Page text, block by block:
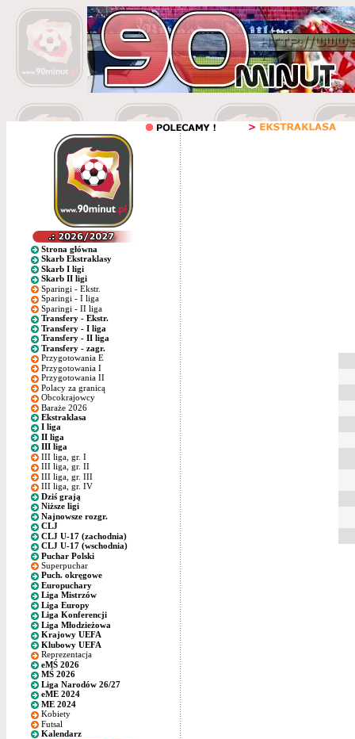
Strona główna
Skarb Ekstraklasy
Skarb I ligi
Skarb II ligi
Sparingi - Ekstr.
Sparingi - I liga
Sparingi - II liga
Transfery - Ekstr.
Transfery - I liga
Transfery - II liga
Transfery - zagr.
Przygotowania E
Przygotowania I
Przygotowania II
Polacy za granicą
Obcokrajowcy
Baraże 2026
Ekstraklasa
I liga
II liga
III liga
III liga, gr. I
III liga, gr. II
III liga, gr. III
III liga, gr. IV
Dziś grają
Niższe ligi
Najnowsze rozgr.
CLJ
CLJ U-17 (zachodnia)
CLJ U-17 (wschodnia)
Puchar Polski
Superpuchar
Puch. okręgowe
Europuchary
Liga Mistrzów
Liga Europy
Liga Konferencji
Liga Młodzieżowa
Krajowy UEFA
Klubowy UEFA
Reprezentacja
eMŚ 2026
MŚ 2026
Liga Narodów 26/27
eME 2024
ME 2024
Kobiety
Futsal
Kalendarz